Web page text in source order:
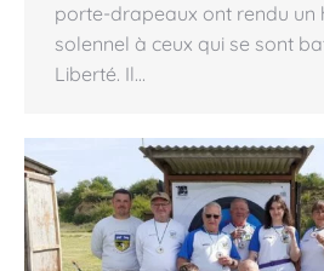
porte-drapeaux ont rendu un
solennel à ceux qui se sont
Liberté. Il…